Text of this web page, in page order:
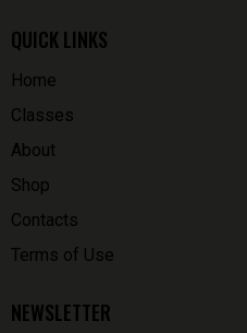
QUICK LINKS
Home
Classes
About
Shop
Contacts
Terms of Use
NEWSLETTER